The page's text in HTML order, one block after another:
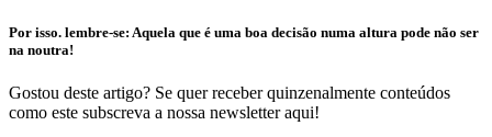
Por isso. lembre-se: Aquela que é uma boa decisão numa altura pode não ser
na noutra!
Gostou deste artigo? Se quer receber quinzenalmente conteúdos
como este subscreva a nossa newsletter aqui!